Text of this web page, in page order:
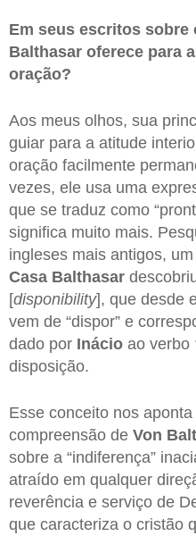
Em seus escritos sobre
Balthasar oferece para
oração?
Aos meus olhos, sua
guiar para a atitude
oração facilmente
vezes, ele usa uma
que se traduz como
significa muito mais.
ingleses mais antigos,
Casa Balthasar
[disponibility], que desde
vem de “dispor” e
dado por Inácio ao verbo
disposição.
Esse conceito nos
compreensão de Von
sobre a “indiferença”
atraído em qualquer
reverência e serviço de
que caracteriza o cristão